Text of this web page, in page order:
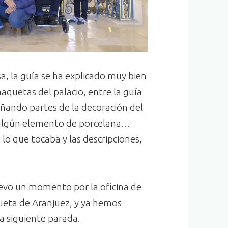
la guía se ha explicado muy bien
del palacio, entre la guía
partes de la decoración del
elemento de porcelana…
que tocaba y las descripciones,
un momento por la oficina de
de Aranjuez, y ya hemos
siguiente parada.